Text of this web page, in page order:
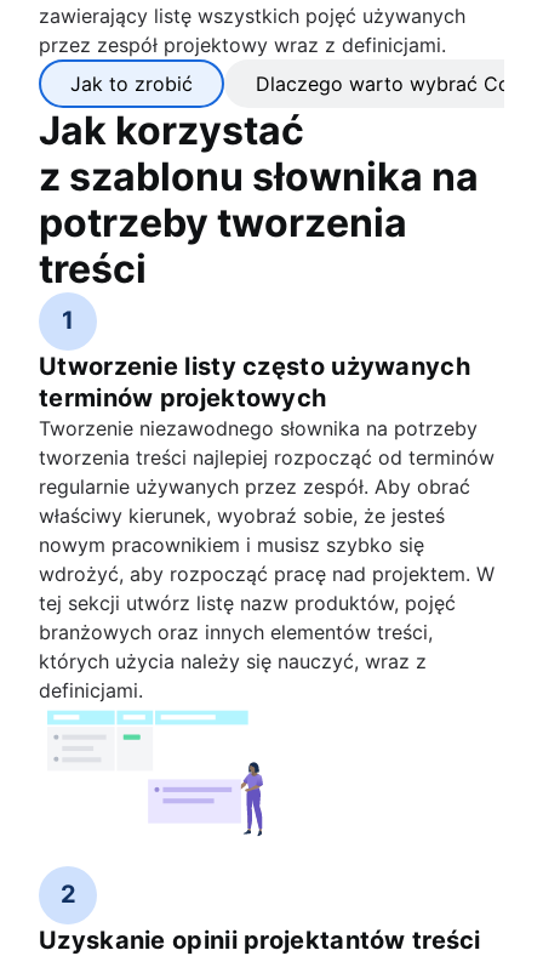
zawierający listę wszystkich pojęć używanych
przez zespół projektowy wraz z definicjami.
Jak to zrobić
Dlaczego warto wybrać
Jak korzystać
z szablonu słownika na
potrzeby tworzenia
treści
1
Utworzenie listy często używanych
terminów projektowych
Tworzenie niezawodnego słownika na potrzeby
tworzenia treści najlepiej rozpocząć od terminów
regularnie używanych przez zespół. Aby obrać
właściwy kierunek, wyobraź sobie, że jesteś
nowym pracownikiem i musisz szybko się
wdrożyć, aby rozpocząć pracę nad projektem. W
tej sekcji utwórz listę nazw produktów, pojęć
branżowych oraz innych elementów treści,
których użycia należy się nauczyć, wraz z
definicjami.
2
Uzyskanie opinii projektantów treści